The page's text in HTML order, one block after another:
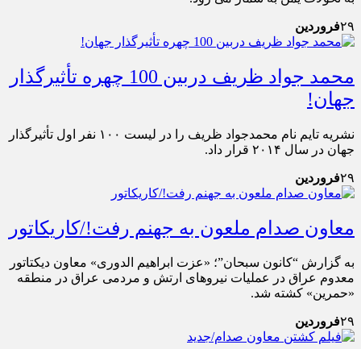
۲۹فروردین
محمد جواد ظریف دربین 100 چهره تأثیرگذار
جهان!
نشریه تایم نام محمدجواد ظریف را در لیست ۱۰۰ نفر اول تأثیرگذار
جهان در سال ۲۰۱۴ قرار داد.
۲۹فروردین
معاون صدام ملعون به جهنم رفت!/کاریکاتور
به گزارش “کانون سبحان”؛ «عزت ابراهیم الدوری» معاون دیکتاتور
معدوم عراق در عملیات نیروهای ارتش و مردمی عراق در منطقه
«حمرین» کشته شد.
۲۹فروردین